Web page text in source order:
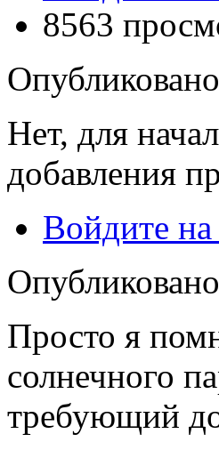
8563
Нет, для
добавления
Войдите на
Просто я
солнечного
требующий